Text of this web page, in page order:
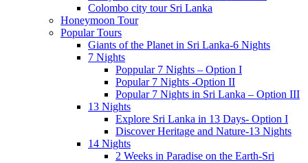
Colombo city tour Sri Lanka
Honeymoon Tour
Popular Tours
Giants of the Planet in Sri Lanka-6 Nights
7 Nights
Poppular 7 Nights – Option I
Popular 7 Nights -Option II
Popular 7 Nights in Sri Lanka – Option III
13 Nights
Explore Sri Lanka in 13 Days- Option I
Discover Heritage and Nature-13 Nights
14 Nights
2 Weeks in Paradise on the Earth-Sri